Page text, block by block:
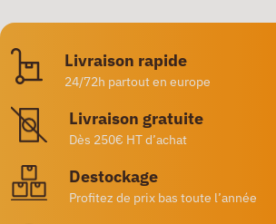
Livraison rapide
24/72h partout en europe
Livraison gratuite
Dès 250€ HT d’achat
Destockage
Profitez de prix bas toute l’année